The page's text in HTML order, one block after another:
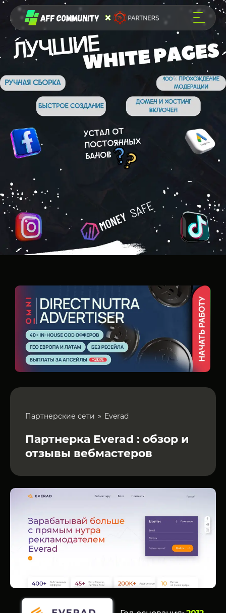
Партнерские сети Everad
Партнерка Everad : обзор и
отзывы вебмастеров